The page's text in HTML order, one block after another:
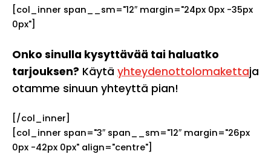
[col_inner span__sm="12″ margin="24px 0px -35px
0px"]
Onko sinulla kysyttävää tai haluatko
tarjouksen? Käytä yhteydenottolomakettaja
otamme sinuun yhteyttä pian!
[/col_inner]
[col_inner span="3″ span__sm="12″ margin="26px
0px -42px 0px" align="centre"]